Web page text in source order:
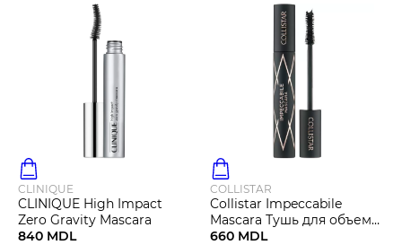
CLINIQUE
CLINIQUE High Impact
Zero Gravity Mascara
840 MDL
COLLISTAR
Collistar Impeccabile
Mascara Тушь для объема
ресниц
660 MDL